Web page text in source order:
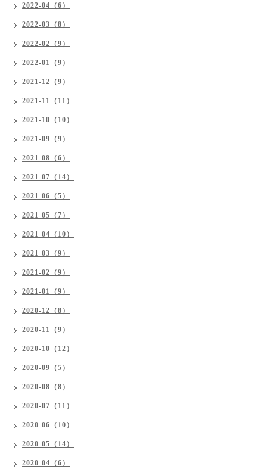
2022-04（6）
2022-03（8）
2022-02（9）
2022-01（9）
2021-12（9）
2021-11（11）
2021-10（10）
2021-09（9）
2021-08（6）
2021-07（14）
2021-06（5）
2021-05（7）
2021-04（10）
2021-03（9）
2021-02（9）
2021-01（9）
2020-12（8）
2020-11（9）
2020-10（12）
2020-09（5）
2020-08（8）
2020-07（11）
2020-06（10）
2020-05（14）
2020-04（6）